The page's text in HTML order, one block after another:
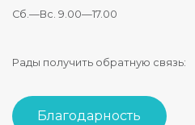
Сб.—Вс. 9.00—17.00
Рады получить обратную связь:
Благодарность